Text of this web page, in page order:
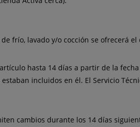
frío, lavado y/o cocción se ofrecerá
hasta 14 días a partir de la
incluidos en él. El Servicio
cambios durante los 14 días